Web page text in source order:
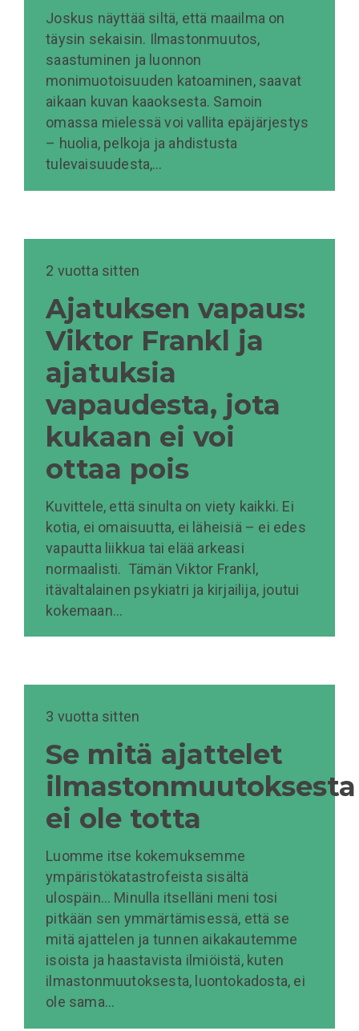
Joskus näyttää siltä, että maailma on
täysin sekaisin. Ilmastonmuutos,
saastuminen ja luonnon
monimuotoisuuden katoaminen, saavat
aikaan kuvan kaaoksesta. Samoin
omassa mielessä voi vallita epäjärjestys
– huolia, pelkoja ja ahdistusta
tulevaisuudesta,…
2 vuotta sitten
Ajatuksen vapaus:
Viktor Frankl ja
ajatuksia
vapaudesta, jota
kukaan ei voi
ottaa pois
Kuvittele, että sinulta on viety kaikki. Ei
kotia, ei omaisuutta, ei läheisiä – ei edes
vapautta liikkua tai elää arkeasi
normaalisti. Tämän Viktor Frankl,
itävaltalainen psykiatri ja kirjailija, joutui
kokemaan…
3 vuotta sitten
Se mitä ajattelet
ilmastonmuutoksesta
ei ole totta
Luomme itse kokemuksemme
ympäristökatastrofeista sisältä
ulospäin… Minulla itselläni meni tosi
pitkään sen ymmärtämisessä, että se
mitä ajattelen ja tunnen aikakautemme
isoista ja haastavista ilmiöistä, kuten
ilmastonmuutoksesta, luontokadosta, ei
ole sama…